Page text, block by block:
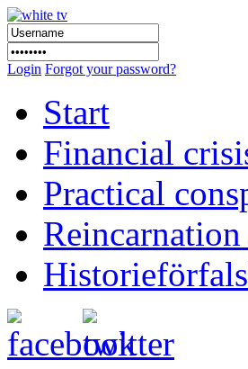
Login Forgot your password?
Start
Financial
Practical